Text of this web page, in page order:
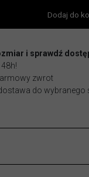
Dodaj do
i sprawdź
zwrot
do wybranego